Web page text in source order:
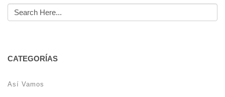
CATEGORÍAS
Así Vamos